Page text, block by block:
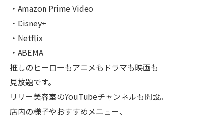
・Amazon Prime Video
・Disney+
・Netflix
・ABEMA
推しのヒーローもアニメもドラマも映画も
見放題です。
リリー美容室のYouTubeチャンネルも開設。
店内の様子やおすすめメニュー、